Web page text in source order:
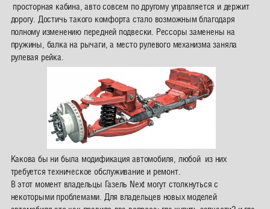
просторная кабина, авто совсем по другому управляется и держит
дорогу. Достичь такого комфорта стало возможным благодаря
полному изменению передней подвески. Рессоры заменены на
пружины, балка на рычаги, а место рулевого механизма заняла
рулевая рейка.
Какова бы ни была модификация автомобиля, любой из них
требуется техническое обслуживание и ремонт.
В этот момент владельцы Газель Next могут столкнуться с
некоторыми проблемами. Для владельцев новых моделей